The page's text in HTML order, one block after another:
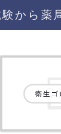
から薬
衛生